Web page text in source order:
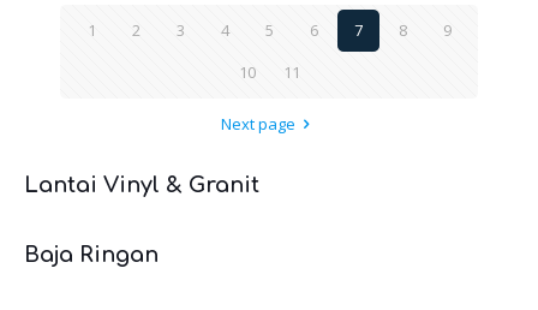
1 2 3 4 5 6 7 8
9
10
11
Next page
Lantai Vinyl & Granit
Baja Ringan